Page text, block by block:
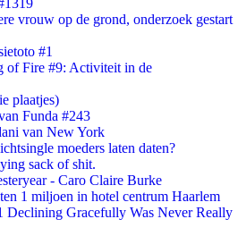
vrouw op de grond, onderzoek gestart
#1
of Fire #9: Activiteit in de
plaatjes)
Funda #243
van New York
moeders laten daten?
sack of shit.
- Caro Claire Burke
1 miljoen in hotel centrum Haarlem
Declining Gracefully Was Never Really